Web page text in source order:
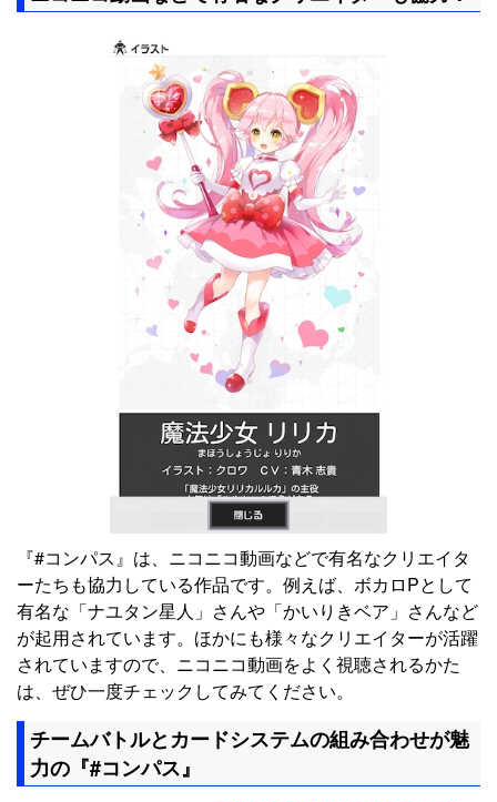
『#コンパス』は、ニコニコ動画などで有名なクリエイタ
ーたちも協力している作品です。例えば、ボカロPとして
有名な「ナユタン星人」さんや「かいりきベア」さんなど
が起用されています。ほかにも様々なクリエイターが活躍
されていますので、ニコニコ動画をよく視聴されるかた
は、ぜひ一度チェックしてみてください。
チームバトルとカードシステムの組み合わせが魅
力の『#コンパス』